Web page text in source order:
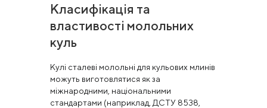
Класифікація та
властивості молольних
куль
Кулі сталеві молольні для кульових млинів
можуть виготовлятися як за
міжнародними, національними
стандартами (наприклад, ДСТУ 8538,